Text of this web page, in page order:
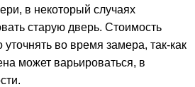
в некоторый случаях
старую дверь. Стоимость
во время замера, так-как
может варьироваться, в